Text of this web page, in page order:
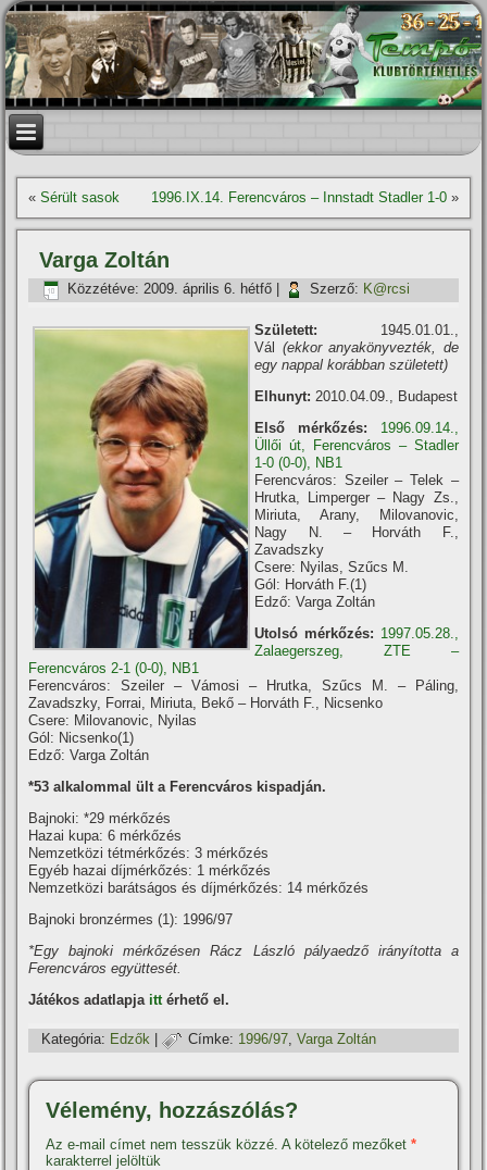
«Sérült sasok 1996.IX.14. Ferencváros – Innstadt Stadler 1-0»
Varga Zoltán
Közzétéve: 2009. április 6. hétfő Szerző: K@rcsi
Született: 1945.01.01.,
Vál (ekkor anyakönyvezték, de
egy nappal korábban született)
Elhunyt: 2010.04.09., Budapest
Első mérkőzés:
1996.09.14.,
Üllői út, Ferencváros – Stadler
1-0 (0-0), NB1
Ferencváros: Szeiler – Telek –
Hrutka, Limperger – Nagy Zs.,
Miriuta, Arany, Milovanovic,
Nagy N. – Horváth F.,
Zavadszky
Csere: Nyilas, Szűcs M.
Gól: Horváth F.(1)
Edző: Varga Zoltán
Utolsó mérkőzés: 1997.05.28.,
Zalaegerszeg, ZTE –
Ferencváros 2-1 (0-0), NB1
Ferencváros: Szeiler – Vámosi – Hrutka, Szűcs M. – Páling,
Zavadszky, Forrai, Miriuta, Bekő – Horváth F., Nicsenko
Csere: Milovanovic, Nyilas
Gól: Nicsenko(1)
Edző: Varga Zoltán
*53 alkalommal ült a Ferencváros kispadján.
Bajnoki: *29 mérkőzés
Hazai kupa: 6 mérkőzés
Nemzetközi tétmérkőzés: 3 mérkőzés
Egyéb hazai dí­jmérkőzés: 1 mérkőzés
Nemzetközi barátságos és dí­jmérkőzés: 14 mérkőzés
Bajnoki bronzérmes (1): 1996/97
*Egy bajnoki mérkőzésen Rácz László pályaedző irányí­totta a
Ferencváros együttesét.
Játékos adatlapja ittérhető el.
Kategória: Edzők | Címke: 1996/97,Varga Zoltán
Vélemény, hozzászólás?
Az e-mail címet nem tesszük közzé. A kötelező mezőket*
karakterrel jelöltük